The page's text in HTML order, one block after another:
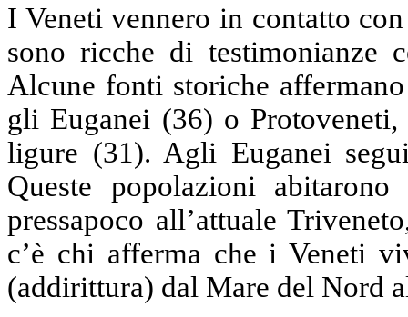
I Veneti vennero in contatto
sono ricche di testimonianze
Alcune fonti storiche
gli Euganei (36) o Protoveneti,
ligure (31). Agli Euganei
Queste popolazioni abitarono
pressapoco all’attuale
c’è chi afferma che i Veneti
(addirittura) dal Mare del Nord